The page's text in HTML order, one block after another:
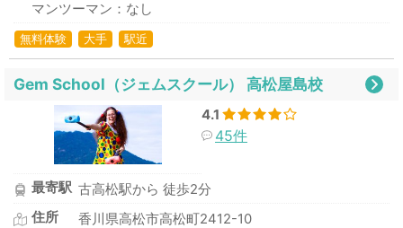
マンツーマン：なし
無料体験 大手 駅近
Gem School（ジェムスクール） 高松屋島校
4.1
45件
最寄駅 古高松駅から 徒歩2分
住所
香川県高松市高松町2412-10